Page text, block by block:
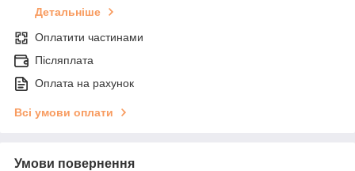
Детальніше
Оплатити частинами
Післяплата
Оплата на рахунок
Всі умови оплати
Умови повернення